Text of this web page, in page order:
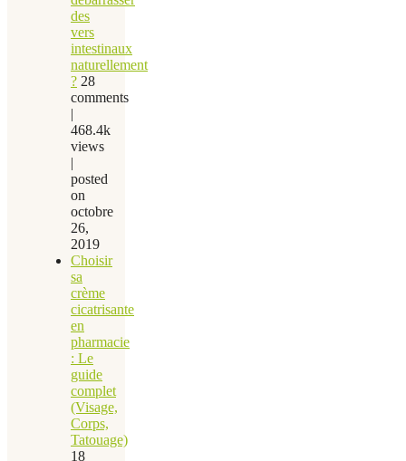
des
vers
intestinaux
naturellement
? 28
comments
|
468.4k
views
|
posted
on
octobre
26,
2019
Choisir
sa
crème
cicatrisante
en
pharmacie
: Le
guide
complet
(Visage,
Corps,
Tatouage)
18